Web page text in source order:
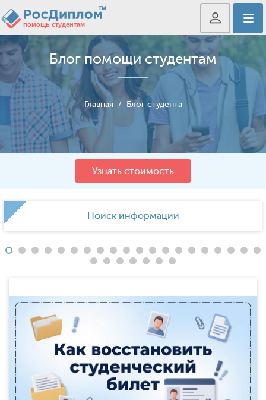
Блог помощи студентам
Главная / Блог студента
Узнать стоимость
Поиск информации